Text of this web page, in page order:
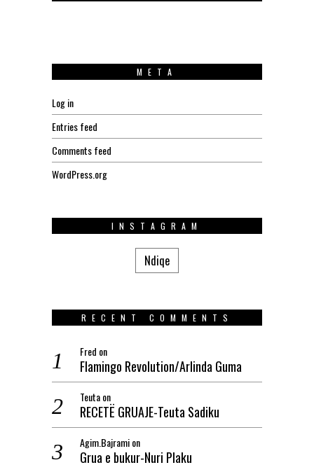
META
Log in
Entries feed
Comments feed
WordPress.org
INSTAGRAM
Ndiqe
RECENT COMMENTS
Fred on
Flamingo Revolution/Arlinda Guma
Teutaon
RECETË GRUAJE-Teuta Sadiku
Agim.Bajramion
Grua e bukur-Nuri Plaku